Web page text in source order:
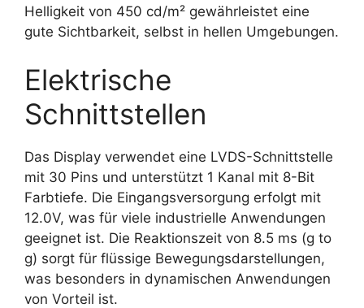
Helligkeit von 450 cd/m² gewährleistet eine
gute Sichtbarkeit, selbst in hellen Umgebungen.
Elektrische
Schnittstellen
Das Display verwendet eine LVDS-Schnittstelle
mit 30 Pins und unterstützt 1 Kanal mit 8-Bit
Farbtiefe. Die Eingangsversorgung erfolgt mit
12.0V, was für viele industrielle Anwendungen
geeignet ist. Die Reaktionszeit von 8.5 ms (g to
g) sorgt für flüssige Bewegungsdarstellungen,
was besonders in dynamischen Anwendungen
von Vorteil ist.